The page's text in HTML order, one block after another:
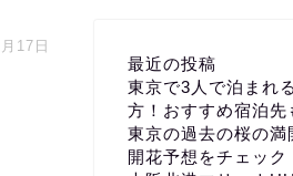
17日
最近の投稿
東京で3人で泊まれ
方！おすすめ宿泊先
東京の過去の桜の
開花予想をチェック